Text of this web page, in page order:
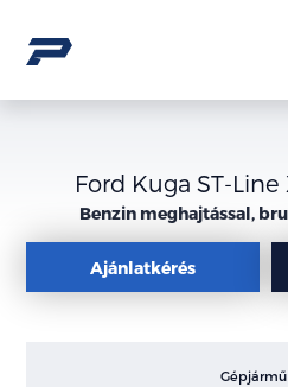
Ford Kuga ST-
Benzin meghajtással,
Ajánlatkérés
Gépjármű